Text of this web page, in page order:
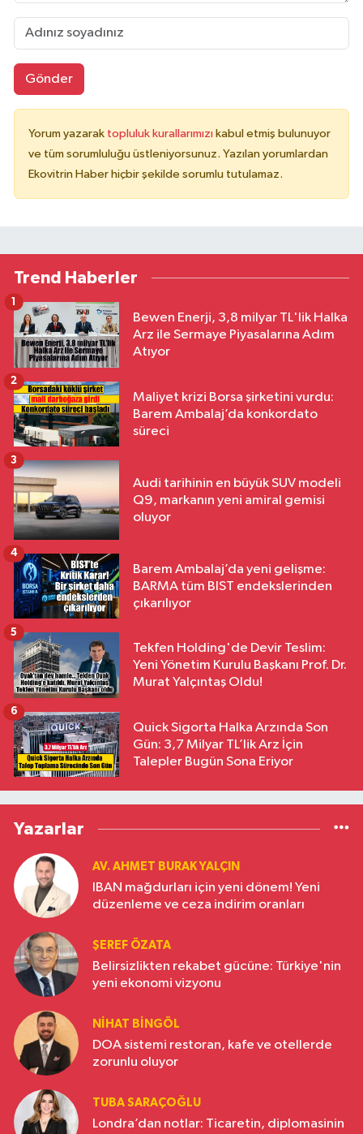
Gönder
Yorum yazarak topluluk kurallarımızı kabul etmiş bulunuyor
ve tüm sorumluluğu üstleniyorsunuz. Yazılan yorumlardan
Ekovitrin Haber hiçbir şekilde sorumlu tutulamaz.
Trend Haberler
Bewen Enerji, 3,8 milyar TL'lik Halka
Arz ile Sermaye Piyasalarına Adım
Atıyor
1
Maliyet krizi Borsa şirketini vurdu:
Barem Ambalaj’da konkordato
süreci
2
Audi tarihinin en büyük SUV modeli
Q9, markanın yeni amiral gemisi
oluyor
3
Barem Ambalaj’da yeni gelişme:
BARMA tüm BIST endekslerinden
çıkarılıyor
4
Tekfen Holding'de Devir Teslim:
Yeni Yönetim Kurulu Başkanı Prof. Dr.
Murat Yalçıntaş Oldu!
5
Quick Sigorta Halka Arzında Son
Gün: 3,7 Milyar TL’lik Arz İçin
Talepler Bugün Sona Eriyor
6
Yazarlar
AV. AHMET BURAK YALÇIN
IBAN mağdurları için yeni dönem! Yeni
düzenleme ve ceza indirim oranları
ŞEREF ÖZATA
Belirsizlikten rekabet gücüne: Türkiye'nin
yeni ekonomi vizyonu
NIHAT BINGÖL
DOA sistemi restoran, kafe ve otellerde
zorunlu oluyor
TUBA SARAÇOĞLU
Londra’dan notlar: Ticaretin, diplomasinin